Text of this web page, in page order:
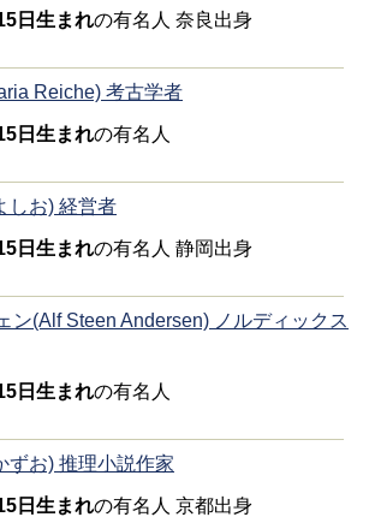
日生まれの有名人 奈良出身
Reiche) 考古学者
日生まれの有名人
しお) 経営者
日生まれの有名人 静岡出身
ン(Alf Steen Andersen) ノルディックス
日生まれの有名人
ずお) 推理小説作家
日生まれの有名人 京都出身